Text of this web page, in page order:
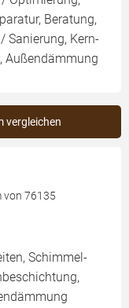
Beratung,
Sanierung, Kern-
Außendämmung
vergleichen
von 76135
Schimmel-